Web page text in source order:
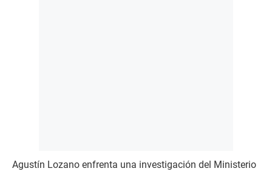
Agustín Lozano enfrenta una investigación del Ministerio